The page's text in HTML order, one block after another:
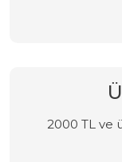
2000 TL ve